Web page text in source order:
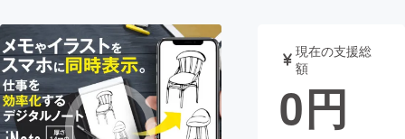
テクノロジー・ガジェット
映像・映画 書籍・雑誌
現在の支援総
額
0円